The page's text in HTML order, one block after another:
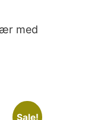
med
Sale!